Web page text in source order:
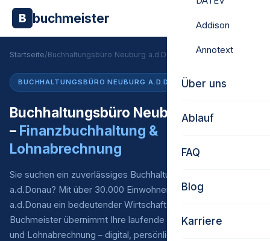
B buchmeister Addison
Annotext
Über uns
Ablauf
FAQ
Blog
Karriere
Startseite/Buchhaltungsbüro Neuburg a.d.Donau
BUCHHALTUNGSBÜRO NEUBURG A.D.DONAU
Buchhaltungsbüro Neuburg a.d.Donau
– Finanzbuchhaltung &
Lohnabrechnung
Sie suchen ein zuverlässiges Buchhaltungsbüro in Neuburg
a.d.Donau? Mit über 30.000 Einwohnern ist Neuburg
a.d.Donau ein bedeutender Wirtschaftsstandort in Bayern.
Buchmeister übernimmt Ihre laufende Finanzbuchhaltung*
und Lohnabrechnung – digital, persönlich und zu fairen